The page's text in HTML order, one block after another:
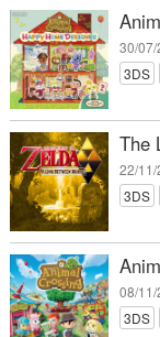
30/07/
3DS
The
22/11/
3DS
08/11/
3DS